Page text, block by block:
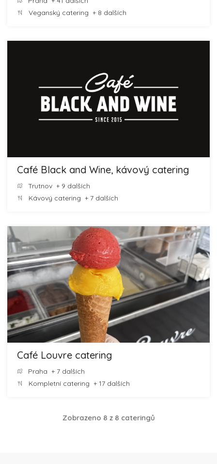
Veganský catering + 8 dalších
Café Black and Wine, kávový catering
Trutnov + 9 dalších
Kávový catering + 7 dalších
Café Louvre catering
Praha + 7 dalších
Kompletní catering + 17 dalších
Zobrazeno 8 z 8 cateringů